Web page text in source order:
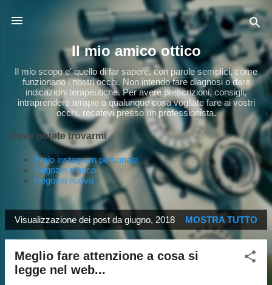
Passa ai contenuti principali
Il mio amico ottico
Il mio scopo e' quello di far sapere, con parole semplici, come
funzionano i nostri occhi. Non intendo fare diagnosi o dare
indicazioni terapeutiche. Per avere prescrizioni, consigli,
intraprendere terapie o qualunque cosa vogliate fare ai vostri
occhi, recatevi presso un professionista.
Dove potete trovarmi
il mio instagram personale
Negozio storico
Negozio nuovo
P
o
Visualizzazione dei post da giugno, 2018 MOSTRA TUTTO
Meglio fare attenzione a cosa si
legge nel web...